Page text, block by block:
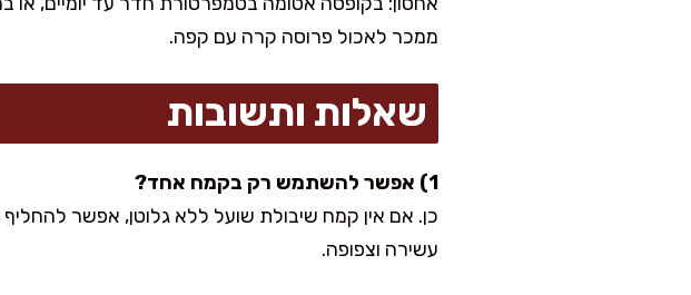
ממכר לאכול פרוסה קרה עם קפה.
שאלות ותשובות
1) אפשר להשתמש רק בקמח אחד?
כן. אם אין קמח שיבולת שועל ללא גלוטן, אפשר
עשירה וצפופה.